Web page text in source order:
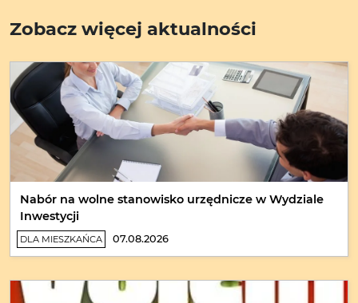
Zobacz więcej aktualności
Nabór na wolne stanowisko urzędnicze w Wydziale
Inwestycji
DLA MIESZKAŃCA 07.08.2026